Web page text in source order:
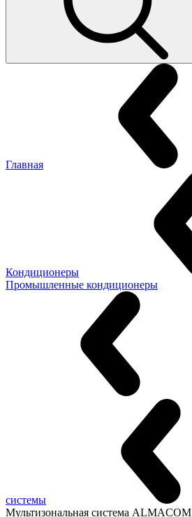
Главная
Кондиционеры
Промышленные кондиционеры
системы
Мультизональная система ALMACOM